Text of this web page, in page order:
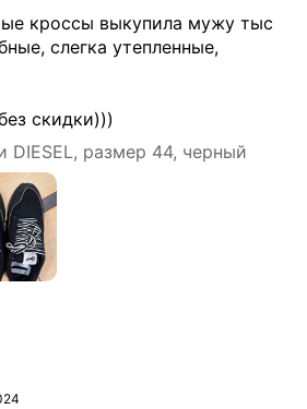
кроссы выкупила мужу тыс
слегка утепленные,
скидки)))
размер 44, черный